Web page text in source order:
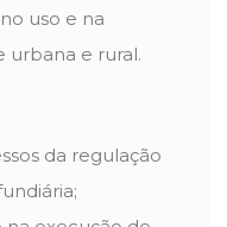
uso e na
urbana e rural.
da regulação